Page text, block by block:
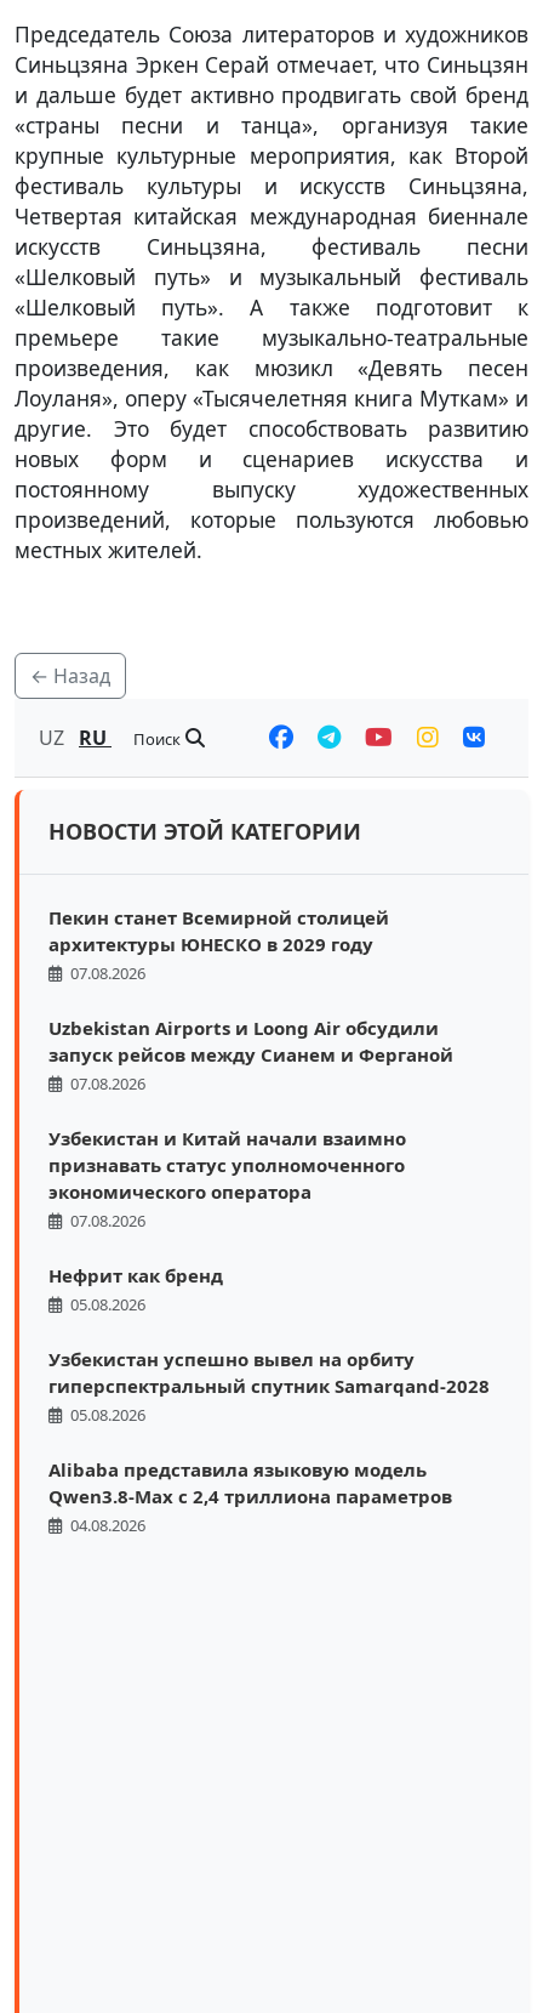
Председатель Союза литераторов и художников
Синьцзяна Эркен Серай отмечает, что Синьцзян
и дальше будет активно продвигать свой бренд
«страны песни и танца», организуя такие
крупные культурные мероприятия, как Второй
фестиваль культуры и искусств Синьцзяна,
Четвертая китайская международная биеннале
искусств Синьцзяна, фестиваль песни
«Шелковый путь» и музыкальный фестиваль
«Шелковый путь». А также подготовит к
премьере такие музыкально-театральные
произведения, как мюзикл «Девять песен
Лоуланя», оперу «Тысячелетняя книга Муткам» и
другие. Это будет способствовать развитию
новых форм и сценариев искусства и
постоянному выпуску художественных
произведений, которые пользуются любовью
местных жителей.
← Назад
UZ RU Поиск
НОВОСТИ ЭТОЙ КАТЕГОРИИ
Пекин станет Всемирной столицей
архитектуры ЮНЕСКО в 2029 году
07.08.2026
Uzbekistan Airports и Loong Air обсудили
запуск рейсов между Сианем и Ферганой
07.08.2026
Узбекистан и Китай начали взаимно
признавать статус уполномоченного
экономического оператора
07.08.2026
Нефрит как бренд
05.08.2026
Узбекистан успешно вывел на орбиту
гиперспектральный спутник Samarqand-2028
05.08.2026
Alibaba представила языковую модель
Qwen3.8-Max с 2,4 триллиона параметров
04.08.2026